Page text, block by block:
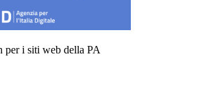
per i siti web della PA